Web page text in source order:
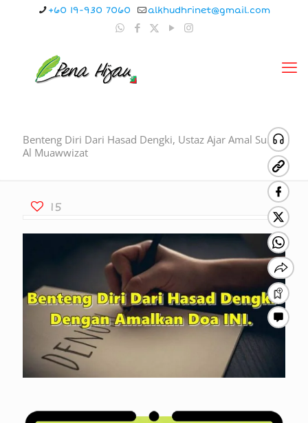
+60 19-930 7060 alkhudhrinet@gmail.com
Benteng Diri Dari Hasad Dengki, Ustaz Ajar Amal Surah
Al Muawwizat
15